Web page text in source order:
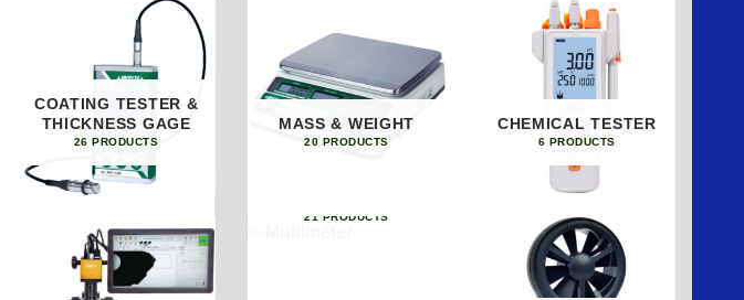
COATING TESTER &
THICKNESS GAGE
26 PRODUCTS
MASS & WEIGHT
20 PRODUCTS
21 PRODUCTS
CHEMICAL TESTER
6 PRODUCTS